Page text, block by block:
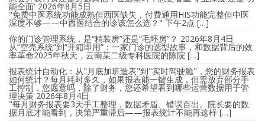
能全面' 2026年8月5日
"免费中医系统功能成熟但西医缺失，付费通用HIS功能完整但中医
深度不够——中西医结合的诊该怎么选？" 下午2点 […]
你的门诊管理系统，是“精装房”还是“毛坯房”？ 2026年8月4日
从“空壳系统”到“开箱即用”：一家门诊的选型故事，和数据背后的效
率革命2025年秋天，云南某二级专科医院的陈院 […]
报表统计自动化：从"月底加班造表"到"实时驾驶舱"，您的财务报表
如何统计？每月耗时多久，如果报表能一键生成，但需放弃部分手
工控制，您愿意吗，除了财务，您还希望看到哪些运营数据用于管
理决策 2026年8月4日
"每月财务报表要3天手工整理，数据矛盾、错误百出。院长要的数
据月底才能看到，决策严重滞后——报表统计不能再这样 […]